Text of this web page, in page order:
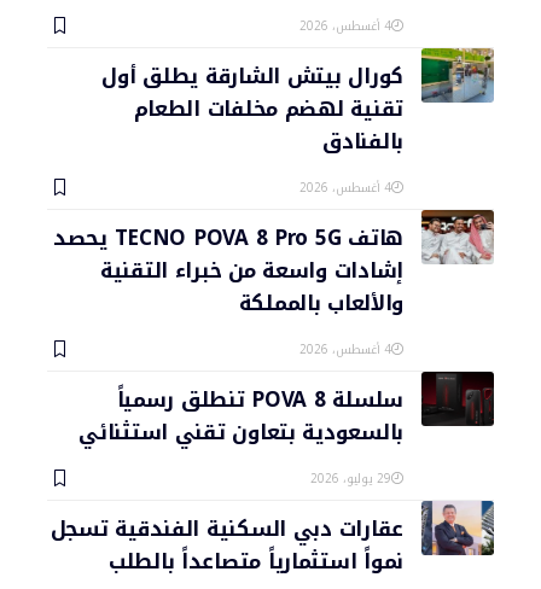
4 أغسطس، 2026
كورال بيتش الشارقة يطلق أول
تقنية لهضم مخلفات الطعام
بالفنادق
4 أغسطس، 2026
هاتف TECNO POVA 8 Pro 5G يحصد
إشادات واسعة من خبراء التقنية
والألعاب بالمملكة
4 أغسطس، 2026
سلسلة POVA 8 تنطلق رسمياً
بالسعودية بتعاون تقني استثنائي
29 يوليو، 2026
عقارات دبي السكنية الفندقية تسجل
نمواً استثمارياً متصاعداً بالطلب